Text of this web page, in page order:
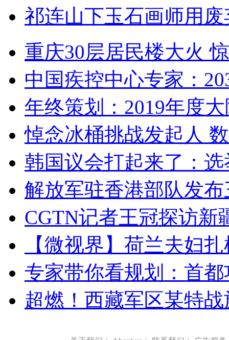
祁连山下玉石画师用
重庆30层居民楼大火
中国疾控中心专家：
年终策划：2019年度
悼念冰桶挑战发起人
韩国议会打起来了：
解放军驻香港部队发
CGTN记者王冠探访新
【微视界】荷兰夫妇
专家带你看规划：首
超燃！西藏军区某特